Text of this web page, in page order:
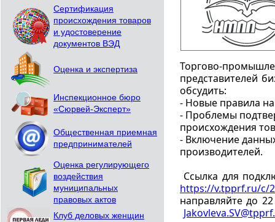
Сертификация
происхождения товаров
и удостоверение
документов ВЭД
Оценка и экспертиза
Инспекционное бюро
«Сюрвей-Эксперт»
Общественная приемная
предпринимателей
Оценка регулирующего
воздействия
муниципальных
правовых актов
Клуб деловых женщин
Торгово-
представителей
обсудить:
- Новые правила
- Проблемы
происхождения
- Включение
производителей.
Ссылка для
https://v.tpprf.ru/c/
направляйте до